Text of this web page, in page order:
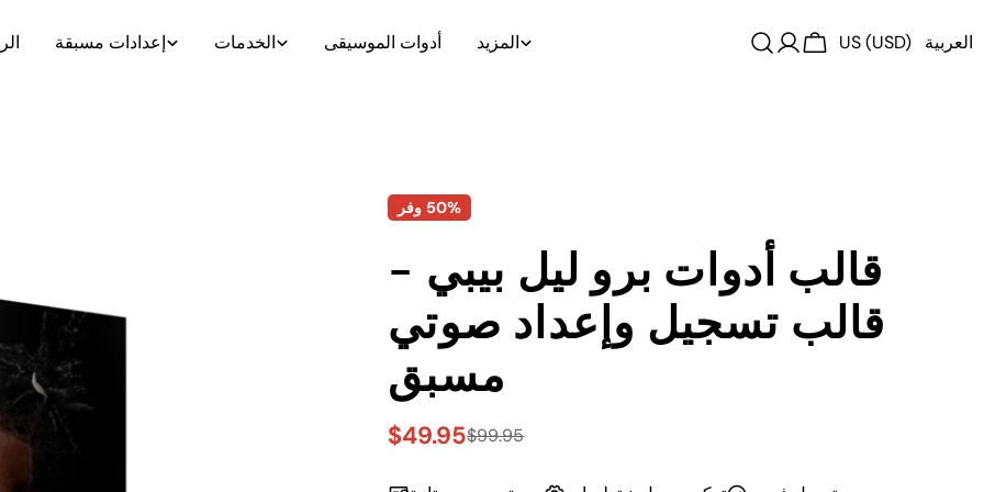
إعدادات مسبقة الخدمات أدوات الموسيقى المزيد
LogCart
US (USD) العربية
وفر 50%
قالب أدوات برو ليل بيبي –
قالب تسجيل وإعداد صوتي
مسبق
سعر
$49.95
السعر
$99.95